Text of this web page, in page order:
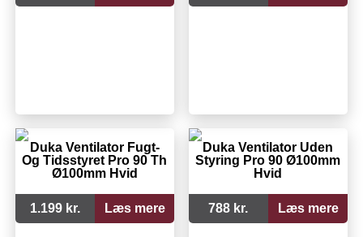
Duka Ventilator Fugt-
Og Tidsstyret Pro 90 Th
Ø100mm Hvid
1.199 kr. Læs mere
Duka Ventilator Uden
Styring Pro 90 Ø100mm
Hvid
788 kr. Læs mere